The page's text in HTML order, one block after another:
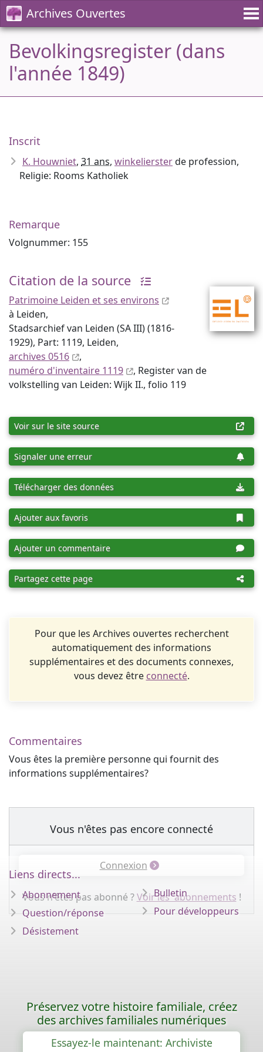
Archives Ouvertes
Bevolkingsregister (dans
l'année 1849)
Inscrit
K. Houwniet, 31 ans, winkeliersterde profession,
Religie: Rooms Katholiek
Remarque
Volgnummer: 155
Citation de la source
Patrimoine Leiden et ses environs
à Leiden,
Stadsarchief van Leiden (SA III) (1816-
1929), Part: 1119, Leiden,
archives 0516
,
numéro d'inventaire 1119
, Register van de
volkstelling van Leiden: Wijk II., folio 119
Voir sur le site source
Signaler une erreur
Télécharger des données
Ajouter aux favoris
Ajouter un commentaire
Partagez cette page
Pour que les Archives ouvertes recherchent
automatiquement des informations
supplémentaires et des documents connexes,
vous devez être connecté.
Commentaires
Vous êtes la première personne qui fournit des
informations supplémentaires?
Vous n'êtes pas encore connecté
Connexion
Vous n'êtes pas abonné ?Voir les abonnements !
Liens directs...
Abonnement
Question/réponse
Désistement
Bulletin
Pour développeurs
Préservez votre histoire familiale, créez
des archives familiales numériques
Essayez-le maintenant: Archiviste